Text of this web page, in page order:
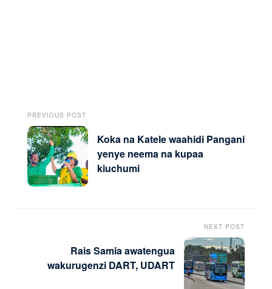
PREVIOUS POST
Koka na Katele waahidi Pangani
yenye neema na kupaa
kiuchumi
NEXT POST
Rais Samia awatengua
wakurugenzi DART, UDART